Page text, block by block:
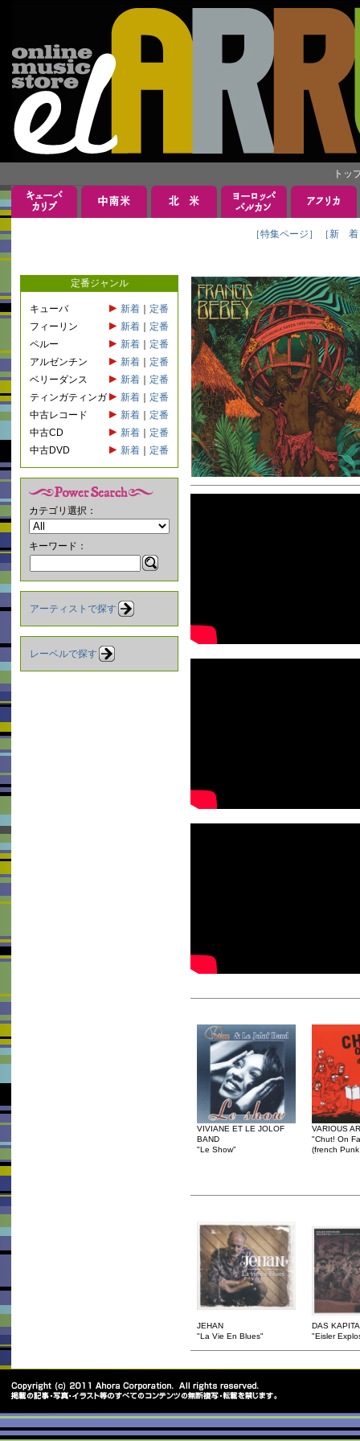
トッ
［特集ページ］ ［新 着
定番ジャンル
キューバ 新着
定番
フィーリン
新着
定番
ペルー
新着
定番
アルゼンチン
新着
定番
ベリーダンス
新着
定番
ティンガティンガ
新着
定番
中古レコード
新着
定番
中古CD
新着
定番
中古DVD
新着 定番
カテゴリ選択：
キーワード：
アーティストで探す
レーベルで探す
VIVIANE ET LE JOLOF
BAND
"Le Show"
VARIOUS
"Chut! On
(french
JEHAN
"La Vie En Blues"
DAS
"Eisler